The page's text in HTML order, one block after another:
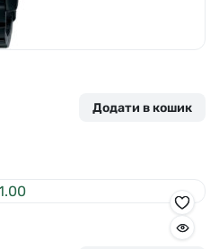
Додати в кошик